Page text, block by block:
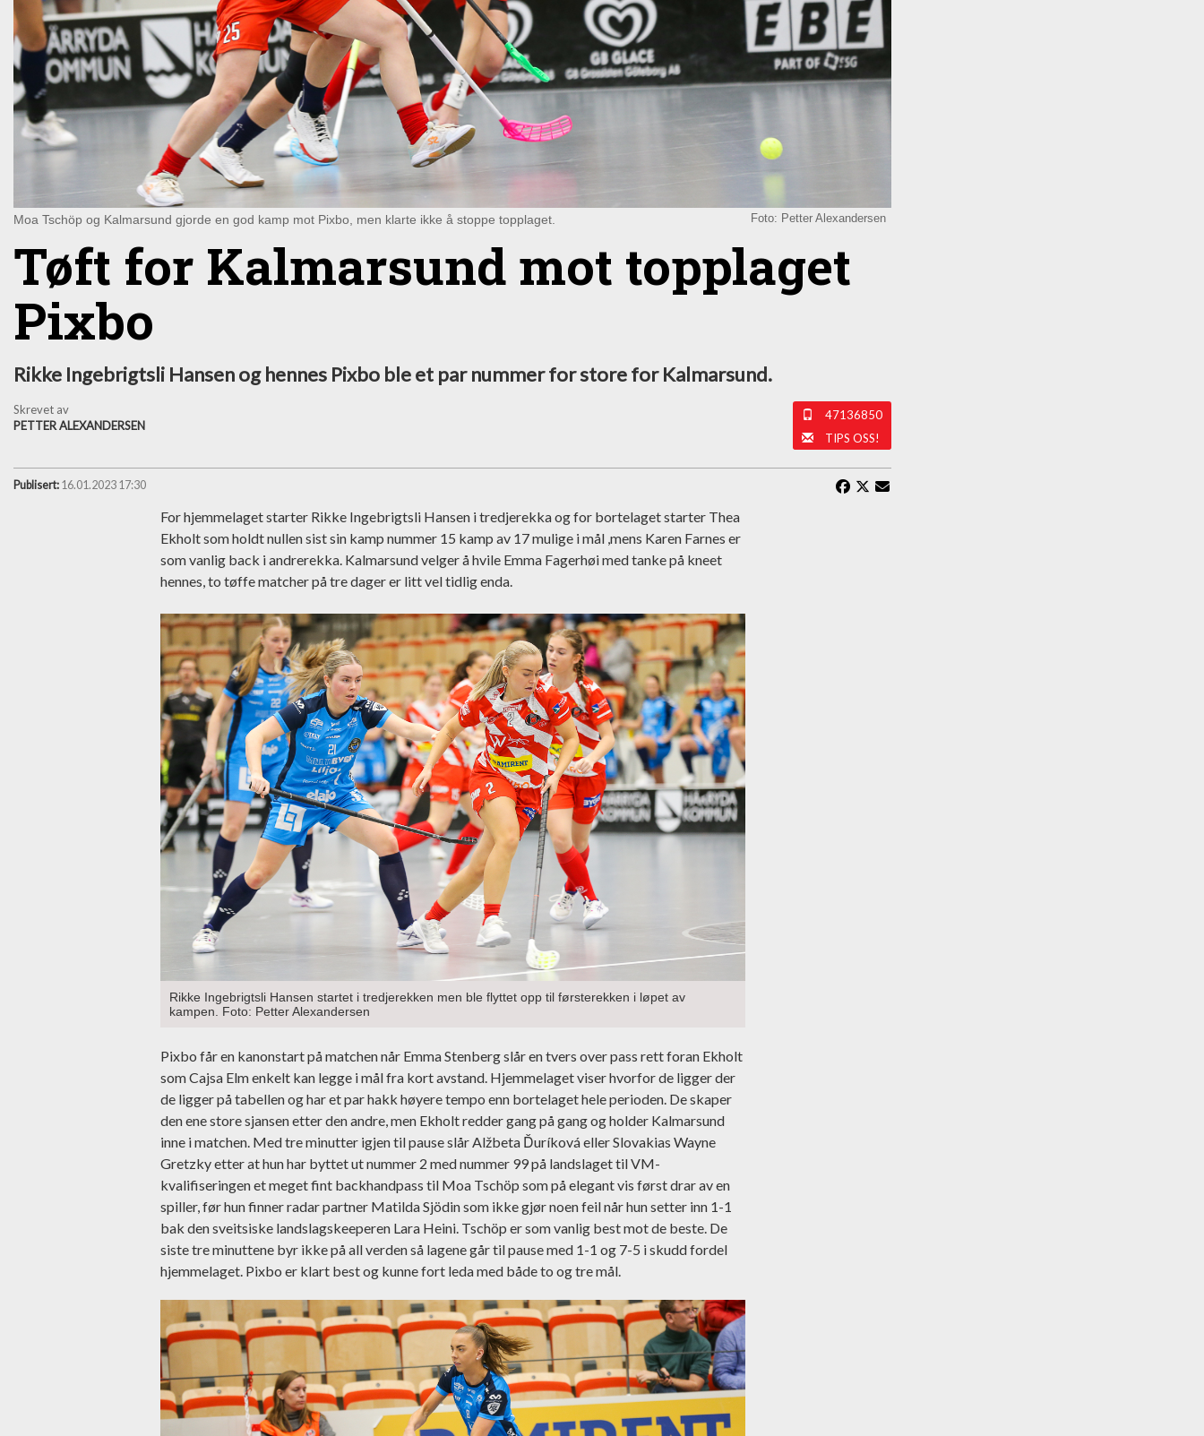
Moa Tschöp og Kalmarsund gjorde en god kamp mot Pixbo, men klarte ikke å stoppe topplaget. Foto: Petter Alexandersen
Tøft for Kalmarsund mot topplaget
Pixbo
Rikke Ingebrigtsli Hansen og hennes Pixbo ble et par nummer for store for Kalmarsund.
Skrevet av
PETTER ALEXANDERSEN
47136850
TIPS OSS!
Publisert: 16.01.2023 17:30
For hjemmelaget starter Rikke Ingebrigtsli Hansen i tredjerekka og for bortelaget starter Thea
Ekholt som holdt nullen sist sin kamp nummer 15 kamp av 17 mulige i mål ,mens Karen Farnes er
som vanlig back i andrerekka. Kalmarsund velger å hvile Emma Fagerhøi med tanke på kneet
hennes, to tøffe matcher på tre dager er litt vel tidlig enda.
Rikke Ingebrigtsli Hansen startet i tredjerekken men ble flyttet opp til førsterekken i løpet av
kampen. Foto: Petter Alexandersen
Pixbo får en kanonstart på matchen når Emma Stenberg slår en tvers over pass rett foran Ekholt
som Cajsa Elm enkelt kan legge i mål fra kort avstand. Hjemmelaget viser hvorfor de ligger der
de ligger på tabellen og har et par hakk høyere tempo enn bortelaget hele perioden. De skaper
den ene store sjansen etter den andre, men Ekholt redder gang på gang og holder Kalmarsund
inne i matchen. Med tre minutter igjen til pause slår Alžbeta Ďuríková eller Slovakias Wayne
Gretzky etter at hun har byttet ut nummer 2 med nummer 99 på landslaget til VM-
kvalifiseringen et meget fint backhandpass til Moa Tschöp som på elegant vis først drar av en
spiller, før hun finner radar partner Matilda Sjödin som ikke gjør noen feil når hun setter inn 1-1
bak den sveitsiske landslagskeeperen Lara Heini. Tschöp er som vanlig best mot de beste. De
siste tre minuttene byr ikke på all verden så lagene går til pause med 1-1 og 7-5 i skudd fordel
hjemmelaget. Pixbo er klart best og kunne fort leda med både to og tre mål.